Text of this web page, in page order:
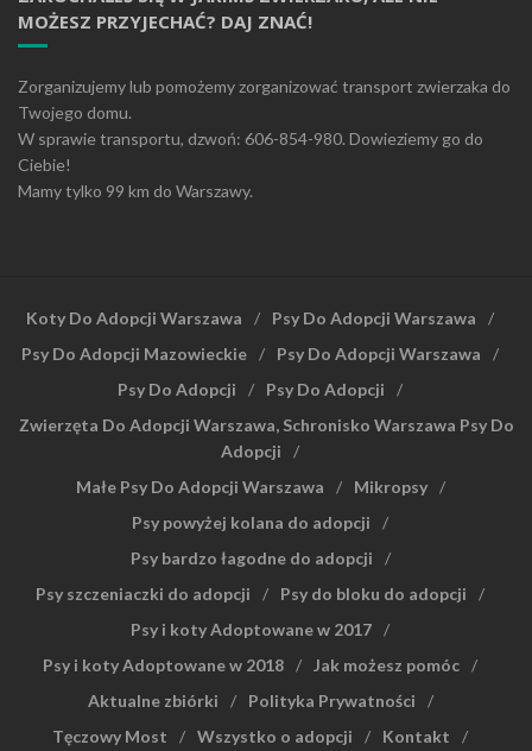
MOŻESZ PRZYJECHAĆ? DAJ ZNAĆ!
Zorganizujemy lub pomożemy zorganizować transport zwierzaka do
Twojego domu.
W sprawie transportu, dzwoń: 606-854-980. Dowieziemy go do
Ciebie!
Mamy tylko 99 km do Warszawy.
Koty Do Adopcji Warszawa
Psy Do Adopcji Warszawa
Psy Do Adopcji Mazowieckie
Psy Do Adopcji Warszawa
Psy Do Adopcji
Psy Do Adopcji
Zwierzęta Do Adopcji Warszawa, Schronisko Warszawa Psy Do
Adopcji
Małe Psy Do Adopcji Warszawa
Mikropsy
Psy powyżej kolana do adopcji
Psy bardzo łagodne do adopcji
Psy szczeniaczki do adopcji
Psy do bloku do adopcji
Psy i koty Adoptowane w 2017
Psy i koty Adoptowane w 2018
Jak możesz pomóc
Aktualne zbiórki
Polityka Prywatności
Tęczowy Most
Wszystko o adopcji Kontakt